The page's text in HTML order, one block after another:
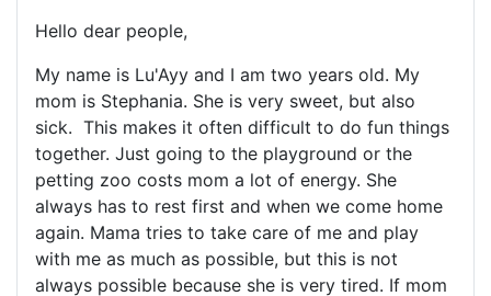
Hello dear people,
My name is Lu'Ayy and I am two years old. My
mom is Stephania. She is very sweet, but also
sick. This makes it often difficult to do fun things
together. Just going to the playground or the
petting zoo costs mom a lot of energy. She
always has to rest first and when we come home
again. Mama tries to take care of me and play
with me as much as possible, but this is not
always possible because she is very tired. If mom